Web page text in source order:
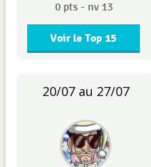
0 pts - nv 13
Voir le Top 15
20/07 au 27/07